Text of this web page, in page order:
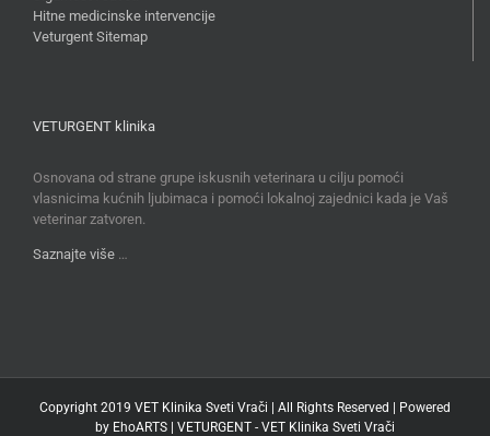
Hitne medicinske intervencije
Veturgent Sitemap
VETURGENT klinika
Osnovana od strane grupe iskusnih veterinara u cilju pomoći
vlasnicima kućnih ljubimaca i pomoći lokalnoj zajednici kada je Vaš
veterinar zatvoren.
Saznajte više …
Copyright 2019 VET Klinika Sveti Vrači | All Rights Reserved | Powered
by EhoARTS VETURGENT - VET Klinika Sveti Vrači